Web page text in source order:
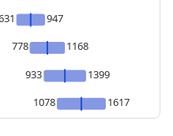
947
778
1168
933
1399
1078
1617